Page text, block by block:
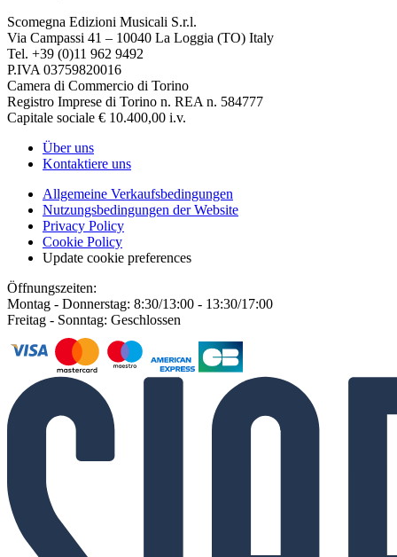
Scomegna Edizioni Musicali S.r.l.
Via Campassi 41 – 10040 La Loggia (TO) Italy
Tel. +39 (0)11 962 9492
P.IVA 03759820016
Camera di Commercio di Torino
Registro Imprese di Torino n. REA n. 584777
Capitale sociale € 10.400,00 i.v.
Über uns
Kontaktiere uns
Allgemeine Verkaufsbedingungen
Nutzungsbedingungen der Website
Privacy Policy
Cookie Policy
Update cookie preferences
Öffnungszeiten:
Montag - Donnerstag: 8:30/13:00 - 13:30/17:00
Freitag - Sonntag: Geschlossen